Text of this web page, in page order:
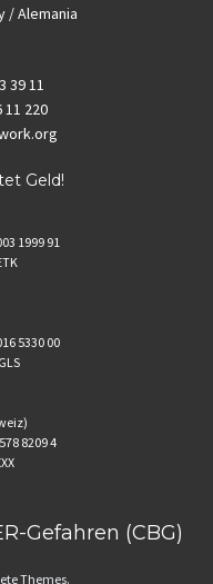
/ Alemania
39 11
11 220
Geld!
1999 91
5330 00
8209 4
Gefahren (CBG)
Themes.